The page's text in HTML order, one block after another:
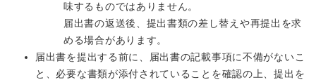
味するものではありません。
​届出書の返送後、提出書類の差し替えや再提出を求
める場合があります。
届出書を提出する前に、届出書の記載事項に不備がないこ
と、必要な書類が添付されていることを確認の上、提出を